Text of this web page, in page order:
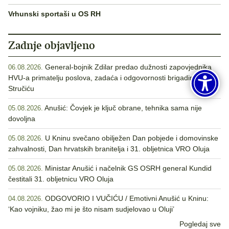
Vrhunski sportaši u OS RH
Zadnje objavljeno
06.08.2026. General-bojnik Zdilar predao dužnosti zapovjednika
HVU-a primatelju poslova, zadaća i odgovornosti brigadiru
Stručiću
05.08.2026. Anušić: Čovjek je ključ obrane, tehnika sama nije
dovoljna
05.08.2026. U Kninu svečano obilježen Dan pobjede i domovinske
zahvalnosti, Dan hrvatskih branitelja i 31. obljetnica VRO Oluja
05.08.2026. Ministar Anušić i načelnik GS OSRH general Kundid
čestitali 31. obljetnicu VRO Oluja
04.08.2026. ODGOVORIO I VUČIĆU / Emotivni Anušić u Kninu:
‘Kao vojniku, žao mi je što nisam sudjelovao u Oluji’
Pogledaj sve